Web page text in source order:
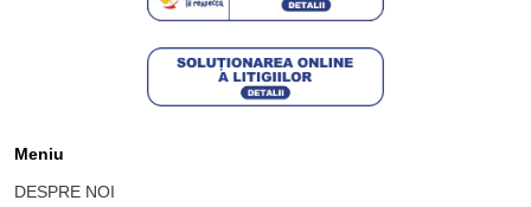
Meniu
DESPRE NOI